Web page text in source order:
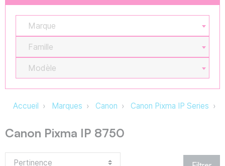
Marque
Famille
Modèle
Accueil Marques Canon Canon Pixma IP Series
Canon Pixma IP 8750